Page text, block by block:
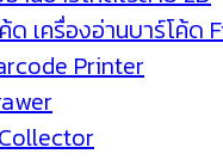
ด เครื่องอ่านบาร์โค้ด
Printer